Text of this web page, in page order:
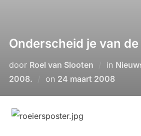
Onderscheid je van
door Roel van Slooten in
2008.
on Geplaatst
24 maart 2008